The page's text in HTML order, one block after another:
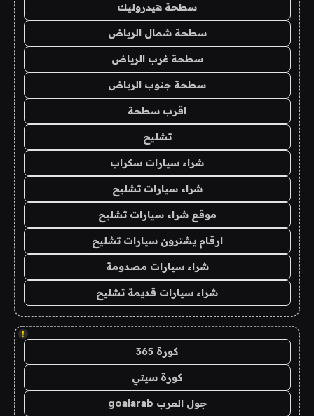
سطحة هيدروليك
سطحة شمال الرياض
سطحة غرب الرياض
سطحة جنوب الرياض
اقرب سطحة
تشليح
شراء سيارات سكراب
شراء سيارات تشليح
موقع شراء سيارات تشليح
ارقام يشترون سيارات تشليح
شراء سيارات مصدومة
شراء سيارات قديمة تشليح
!
كورة 365
كورة سيتي
جول العرب goalarab